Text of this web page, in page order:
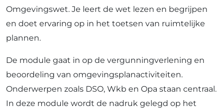
Omgevingswet. Je leert de wet lezen en begrijpen
en doet ervaring op in het toetsen van ruimtelijke
plannen.
De module gaat in op de vergunningverlening en
beoordeling van omgevingsplanactiviteiten.
Onderwerpen zoals DSO, Wkb en Opa staan centraal.
In deze module wordt de nadruk gelegd op het